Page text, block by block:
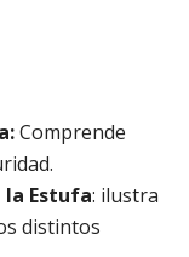
Comprende
Estufa: ilustra
distintos